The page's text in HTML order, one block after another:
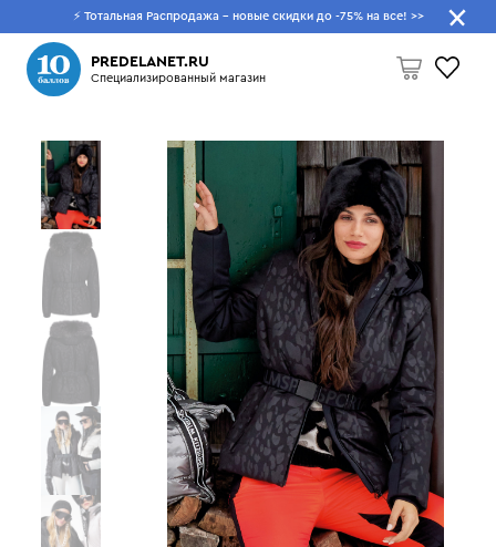
⚡ Тотальная Распродажа - новые скидки до -75% на все! >>
PREDELANET.RU
Специализированный магазин
Пусто
Что будем искать?